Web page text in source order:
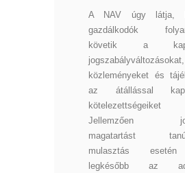
A NAV úgy látja,
gazdálkodók
követik a
jogszabályváltozásokat,
közleményeket és
az átállással
kötelezettségeiket
Jellemzően
magatartást
mulasztás
legkésőbb az